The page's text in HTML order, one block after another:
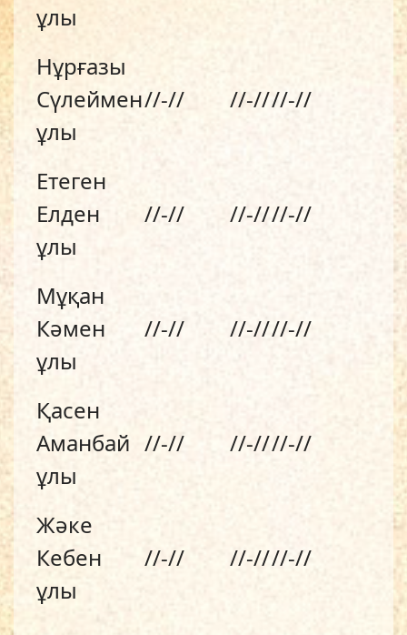
ұлы
Нұрғазы
Сүлеймен
ұлы
//-// //-////-//
Етеген
Елден
ұлы
//-// //-////-//
Мұқан
Кәмен
ұлы
//-// //-////-//
Қасен
Аманбай
ұлы
//-// //-////-//
Жәке
Кебен
ұлы
//-// //-////-//